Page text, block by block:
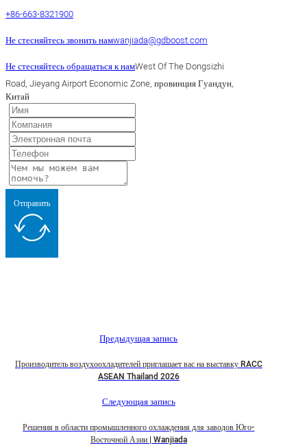
+86-663-8321900
Не стесняйтесь звонить намwanjiada@gdboost.com
Не стесняйтесь обращаться к намWest Of The Dongsizhi
Road, Jieyang Airport Economic Zone, провинция Гуандун,
Китай
Отправить
Предыдущая запись
Производитель воздухоохладителей приглашает вас на выставку RACC
ASEAN Thailand 2026
Следующая запись
Решения в области промышленного охлаждения для заводов Юго-
Восточной Азии | Wanjiada